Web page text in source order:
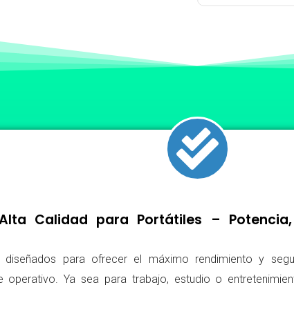
Calidad para Portátiles –
diseñados para ofrecer el máximo rendimiento y
operativo. Ya sea para trabajo, estudio o